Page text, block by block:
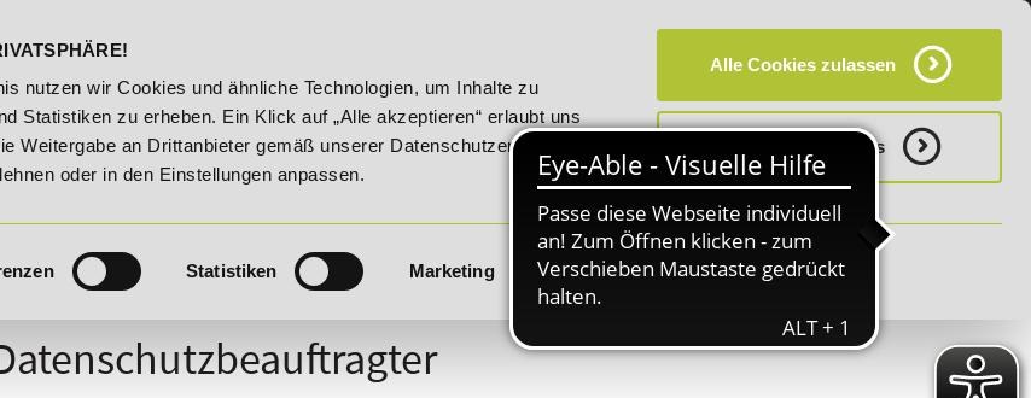
nutzen wir Cookies und ähnliche Technologien, um Inhalte zu
Statistiken zu erheben. Ein Klick auf „Alle akzeptieren“ erlaubt uns
Weitergabe an Drittanbieter gemäß unserer Datenschutzerklärung.
oder in den Einstellungen anpassen.
Statistiken Marketing Details zeigen
Alle Cookies zulassen
Notwenige Cookies
HÄUFIG GESTELLTE FRAGEN (FAQ) CAMPUS
2026! Unser Karrieretipp der Woche: 25% Rabatt auf "E-Commerce Manager" vom 28. Juli - 06. August 2026!
K L O P S T